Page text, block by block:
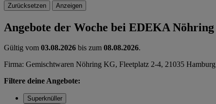
Zurücksetzen Anzeigen
Angebote der Woche bei EDEKA Nöhring
Gültig vom 03.08.2026 bis zum 08.08.2026.
Firma: Gemischtwaren Nöhring KG, Fleetplatz 2-4, 21035 Hamburg
Filtere deine Angebote:
Superknüller